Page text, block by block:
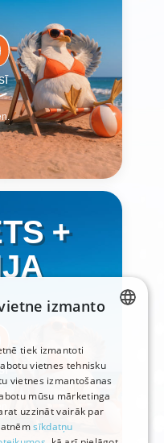
+
RUSSIAN
ENGLISH
izmanto
tiek izmantoti
vietnes tehnisku
vietnes izmantošanas
mūsu mārketinga
uzzināt vairāk par
sīkdatņu